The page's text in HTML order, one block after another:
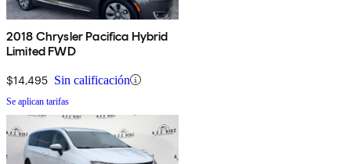
2018 Chrysler Pacifica Hybrid
Limited FWD
$14,495 Sin calificación
Se aplican tarifas